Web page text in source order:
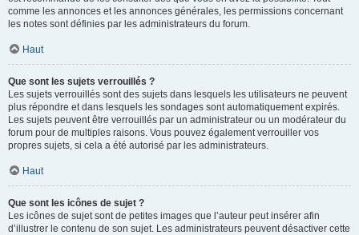
comme les annonces et les annonces générales, les permissions concernant
les notes sont définies par les administrateurs du forum.
Haut
Que sont les sujets verrouillés ?
Les sujets verrouillés sont des sujets dans lesquels les utilisateurs ne peuvent
plus répondre et dans lesquels les sondages sont automatiquement expirés.
Les sujets peuvent être verrouillés par un administrateur ou un modérateur du
forum pour de multiples raisons. Vous pouvez également verrouiller vos
propres sujets, si cela a été autorisé par les administrateurs.
Haut
Que sont les icônes de sujet ?
Les icônes de sujet sont de petites images que l’auteur peut insérer afin
d’illustrer le contenu de son sujet. Les administrateurs peuvent désactiver cette